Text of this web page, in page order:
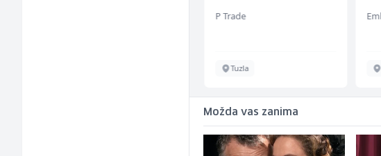
P Trade
Tuzla
Možda vas zanima